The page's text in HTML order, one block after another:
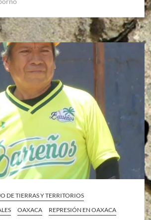
DE TIERRAS Y TERRITORIOS
OAXACA
REPRESIÓN EN OAXACA